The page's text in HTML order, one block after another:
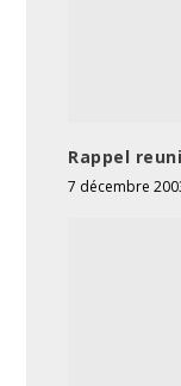
Rappel
7 décembre